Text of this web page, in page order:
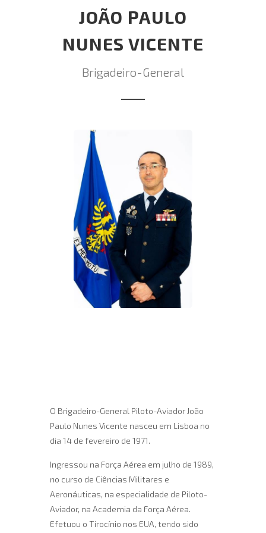
JOÃO PAULO
NUNES VICENTE
Brigadeiro-General
O Brigadeiro-General Piloto-Aviador João
Paulo Nunes Vicente nasceu em Lisboa no
dia 14 de fevereiro de 1971.
Ingressou na Força Aérea em julho de 1989,
no curso de Ciências Militares e
Aeronáuticas, na especialidade de Piloto-
Aviador, na Academia da Força Aérea.
Efetuou o Tirocínio nos EUA, tendo sido